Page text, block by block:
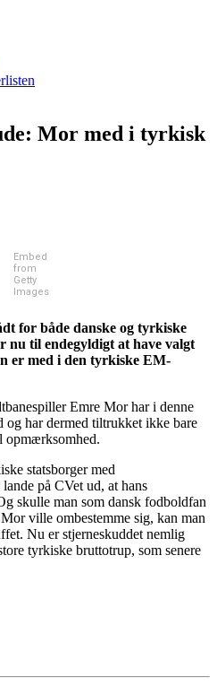
Mor med i tyrkisk
Embed
from
Getty
Images
for både danske og tyrkiske
nu til endegyldigt at have valgt
er med i den tyrkiske EM-
Emre Mor har i denne
og har dermed tiltrukket ikke bare
opmærksomhed.
statsborger med
på CVet ud, at hans
skulle man som dansk fodboldfan
ville ombestemme sig, kan man
Nu er stjerneskuddet nemlig
tyrkiske bruttotrup, som senere